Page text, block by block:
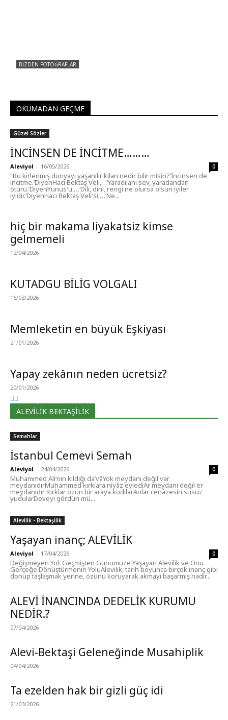
BIZDEN FOTOĞRAFLAR
OKUMADAN GEÇME
Güzel Sözler
İNCİNSEN DE İNCİTME………
Aleviyol - 16/05/2026 0
“Bu kirlenmiş dünyayı yaşanılır kılan nedir bilir misin?‘İncinsen de
incitme.’DiyenHacı Bektaş Veli,…‘Yaradılanı sev, yaradandan
ötürü.’DiyenYunus'u,…‘Dili, dini, rengi ne olursa olsun iyiler
iyidir.’DiyenHacı Bektaş Veli'si,…‘Ne...
hiç bir makama liyakatsiz kimse
gelmemeli
12/04/2026
KUTADGU BİLİG VOLGALI
16/03/2026
Memleketin en büyük Eşkiyası
21/01/2026
Yapay zekânın neden ücretsiz?
20/01/2026
ALEVİLİK BEKTAŞİLİK
Semahlar
İstanbul Cemevi Semah
Aleviyol - 24/04/2026 0
Muhammed Ali’nin kıldığı da’vâYok meydanı değil var
meydanıdırMuhammed kırklara niyâz eylediAr meydanı değil er
meydanıdır Kırklar özün bir araya kodılarAnlar cenâzesin susuz
yudularDeveyi gördün mü...
Alevilik - Bektaşilik
Yaşayan inanç; ALEVİLİK
Aleviyol - 17/04/2026 0
Değişmeyen Yol: Geçmişten Günümüze Yaşayan Alevilik ve Onu
Gerçeğe Dönüştürmenin YoluAlevilik, tarih boyunca birçok inanç gibi
donup taşlaşmak yerine, özünü koruyarak akmayı başarmış nadir...
ALEVİ İNANCINDA DEDELİK KURUMU
NEDİR.?
07/04/2026
Alevi-Bektaşi Geleneğinde Musahiplik
04/04/2026
Ta ezelden hak bir gizli güç idi
21/03/2026